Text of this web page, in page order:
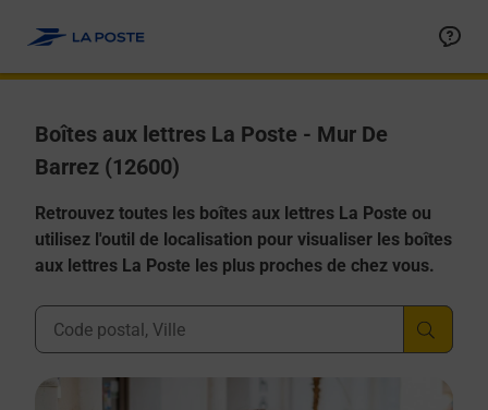
Boîtes aux lettres La Poste - Mur De
Barrez (12600)
Retrouvez toutes les boîtes aux lettres La Poste ou
utilisez l'outil de localisation pour visualiser les boîtes
aux lettres La Poste les plus proches de chez vous.
Ville, Département, Code Postal